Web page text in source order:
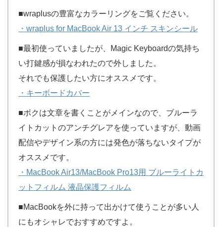
■wraplusの豊富なカラーリングをご覧ください。
・wraplus for MacBook Air 13 インチ スキンシール
■最初使っていましたが、Magic Keyboardの気持ち
い打鍵感が損なわれたので外しました。
それでも保護したい方にオススメです。
・キーボードカバー
■ボクは文章を書くことがメインなので、ブルーラ
イトカットのアンチグレアを使っていますが、動画
配信やデザイン系の方には発色が落ちないタイプが
オススメです。
・MacBook Air13/MacBook Pro13用 ブルーライトカ
ットフィルム 液晶保護フィルム
■MacBookを外に持って出かけて使うことが多い人
にもオシャレでおすすめですよ。